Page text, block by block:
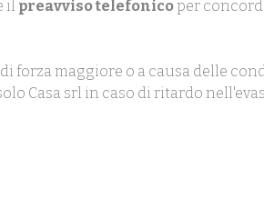
il preavviso telefonicoper
forza maggiore o a causa delle
Casa srl in caso di ritardo